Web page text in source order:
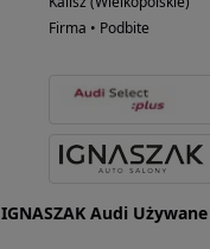
Firma • Podbite
IGNASZAK Audi Używane